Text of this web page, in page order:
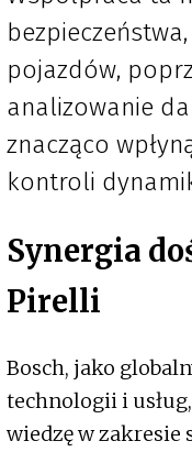
pojazdów,
analizowanie
znacząco
kontroli
Synergia
Pirelli
Bosch, jako
technologii i
wiedzę w zakresie